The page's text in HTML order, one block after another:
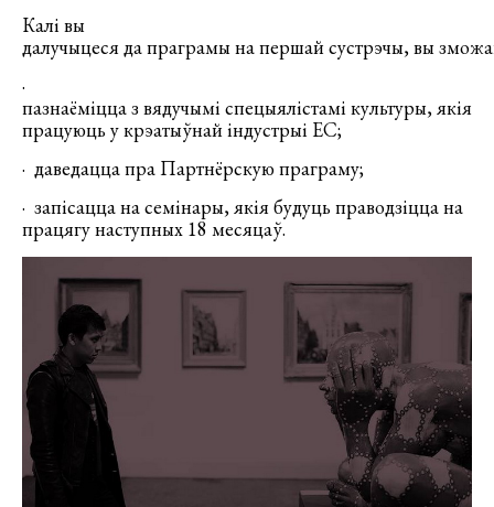
Калі вы
далучыцеся да праграмы на першай сустрэчы, вы
·
пазнаёміцца з вядучымі спецыялістамі культуры, якія
працуюць у крэатыўнай індустрыі ЕС;
· даведацца пра Партнёрскую праграму;
· запісацца на семінары, якія будуць праводзіцца на
працягу наступных 18 месяцаў.